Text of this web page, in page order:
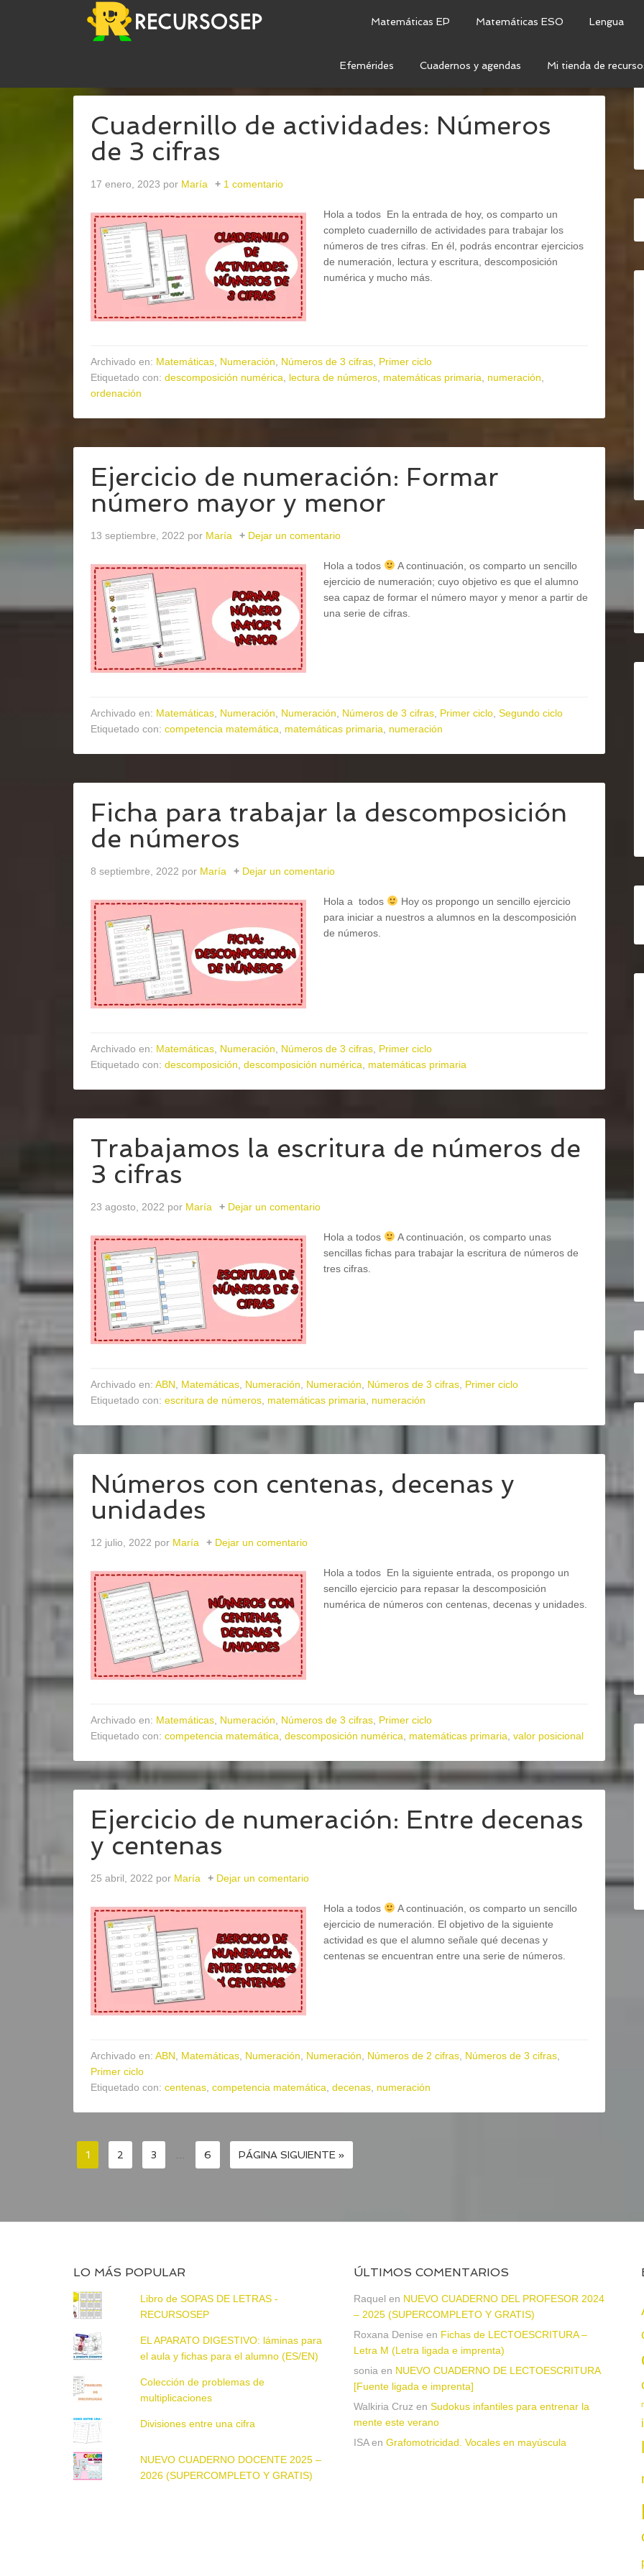
Matemáticas EP Matemáticas ESO Lengua
Efemérides Cuadernos y agendas Mi tienda de
NÚMEROS DE 3 CIFRAS
Cuadernillo de actividades: Números
de 3 cifras
17 enero, 2023 por María 1 comentario
Hola a todos En la entrada de hoy, os comparto un
completo cuadernillo de actividades para trabajar los
números de tres cifras. En él, podrás encontrar ejercicios
de numeración, lectura y escritura, descomposición
numérica y mucho más.
Archivado en: Matemáticas Numeración Números de 3 cifras Primer ciclo
Etiquetado con: descomposición numérica lectura de números matemáticas primaria numeración
ordenación
Ejercicio de numeración: Formar
número mayor y menor
13 septiembre, 2022 por María Dejar un comentario
Hola a todos
A continuación, os comparto un sencillo
ejercicio de numeración; cuyo objetivo es que el alumno
sea capaz de formar el número mayor y menor a partir de
una serie de cifras.
Archivado en: Matemáticas Numeración Numeración Números de 3 cifras Primer ciclo Segundo ciclo
Etiquetado con: competencia matemática matemáticas primaria numeración
Ficha para trabajar la descomposición
de números
8 septiembre, 2022 por María Dejar un comentario
Hola a todos
Hoy os propongo un sencillo ejercicio
para iniciar a nuestros a alumnos en la descomposición
de números.
Archivado en: Matemáticas Numeración Números de 3 cifras Primer ciclo
Etiquetado con: descomposición descomposición numérica matemáticas primaria
Trabajamos la escritura de números de
3 cifras
23 agosto, 2022 por María Dejar un comentario
Hola a todos
A continuación, os comparto unas
sencillas fichas para trabajar la escritura de números de
tres cifras.
Archivado en: ABN Matemáticas Numeración Numeración Números de 3 cifras Primer ciclo
Etiquetado con: escritura de números matemáticas primaria numeración
Números con centenas, decenas y
unidades
12 julio, 2022 por María Dejar un comentario
Hola a todos En la siguiente entrada, os propongo un
sencillo ejercicio para repasar la descomposición
numérica de números con centenas, decenas y unidades.
Archivado en: Matemáticas Numeración Números de 3 cifras Primer ciclo
Etiquetado con: competencia matemática descomposición numérica matemáticas primaria valor posicional
Ejercicio de numeración: Entre decenas
y centenas
25 abril, 2022 por María Dejar un comentario
Hola a todos
A continuación, os comparto un sencillo
ejercicio de numeración. El objetivo de la siguiente
actividad es que el alumno señale qué decenas y
centenas se encuentran entre una serie de números.
Archivado en: ABN Matemáticas Numeración Numeración Números de 2 cifras Números de 3 cifras
Primer ciclo
Etiquetado con: centenas competencia matemática decenas numeración
1 2 3 6 PÁGINA SIGUIENTE »
LO MÁS POPULAR
Libro de SOPAS DE LETRAS -
RECURSOSEP
EL APARATO DIGESTIVO: láminas para
el aula y fichas para el alumno (ES/EN)
Colección de problemas de
multiplicaciones
Divisiones entre una cifra
NUEVO CUADERNO DOCENTE 2025 –
2026 (SUPERCOMPLETO Y GRATIS)
ÚLTIMOS COMENTARIOS
Raquel en NUEVO CUADERNO DEL PROFESOR 2024
– 2025 (SUPERCOMPLETO Y GRATIS)
Roxana Denise en Fichas de LECTOESCRITURA –
Letra M (Letra ligada e imprenta)
sonia en NUEVO CUADERNO DE LECTOESCRITURA
[Fuente ligada e imprenta]
Walkiria Cruz en Sudokus infantiles para entrenar la
mente este verano
ISAen Grafomotricidad. Vocales en mayúscula